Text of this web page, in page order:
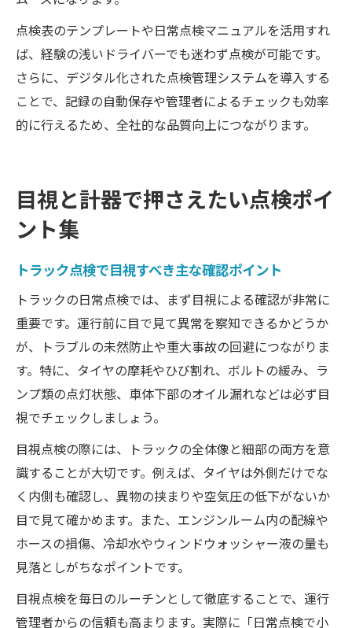
点検表のテンプレートや日常点検マニュアルを活用すれ
ば、経験の浅いドライバーでも迷わず点検が可能です。
さらに、デジタル化された点検管理システムを導入する
ことで、記録の自動保存や管理者によるチェックも効率
的に行えるため、全社的な品質向上につながります。
目視と計器で押さえたい点検ポイ
ント集
トラック点検で目視すべき主な確認ポイント
トラックの日常点検では、まず目視による確認が非常に
重要です。運行前に目で見て異常を察知できるかどうか
が、トラブルの未然防止や重大事故の回避につながりま
す。特に、タイヤの摩耗やひび割れ、ボルトの緩み、ラ
ンプ類の点灯状態、車体下部のオイル漏れなどは必ず目
視でチェックしましょう。
目視点検の際には、トラックの全体像と細部の両方を意
識することが大切です。例えば、タイヤは外側だけでな
く内側も確認し、異物の挟まりや空気圧の低下がないか
目で見て確かめます。また、エンジンルーム内の配線や
ホースの損傷、冷却水やウィンドウォッシャー液の量も
見落としがちなポイントです。
目視点検を毎日のルーチンとして徹底することで、運行
管理者からの信頼も高まります。実際に「日常点検で小